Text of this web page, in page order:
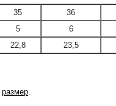
35
36
5
6
22,8
23,5
размер.